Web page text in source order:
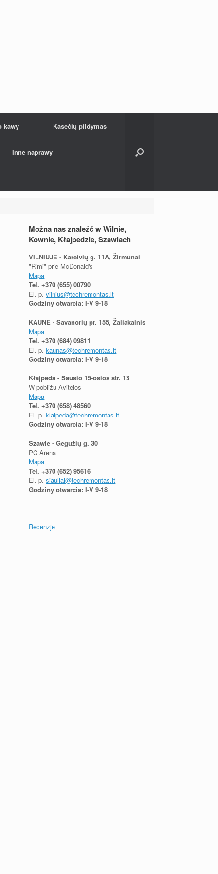
kawy Kasečių pildymas
Inne naprawy
Można nas znaleźć w Wilnie,
Kownie, Kłajpedzie, Szawlach
VILNIUJE - Kareivių g. 11A, Žirmūnai
"Rimi" prie McDonald's
Mapa
Tel.+370 (655) 00790
El. p.vilnius@techremontas.lt
Godziny otwarcia: I-V 9-18
KAUNE - Savanorių pr. 155, Žaliakalnis
Mapa
Tel.+370 (684) 09811
El. p.kaunas@techremontas.lt
Godziny otwarcia: I-V 9-18
Kłajpeda - Sausio 15-osios str. 13
W pobliżu Avitelos
Mapa
Tel.+370 (658) 48560
El. p.klaipeda@techremontas.lt
Godziny otwarcia: I-V 9-18
Szawle - Gegužių g. 30
PC Arena
Mapa
Tel.+370 (652) 95616
El. p.siauliai@techremontas.lt
Godziny otwarcia: I-V 9-18
Recenzje